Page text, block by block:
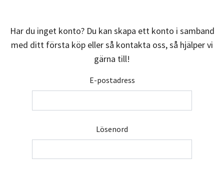
Har du inget konto? Du kan skapa ett konto i samband
med ditt första köp eller så kontakta oss, så hjälper vi
gärna till!
E-postadress
Lösenord